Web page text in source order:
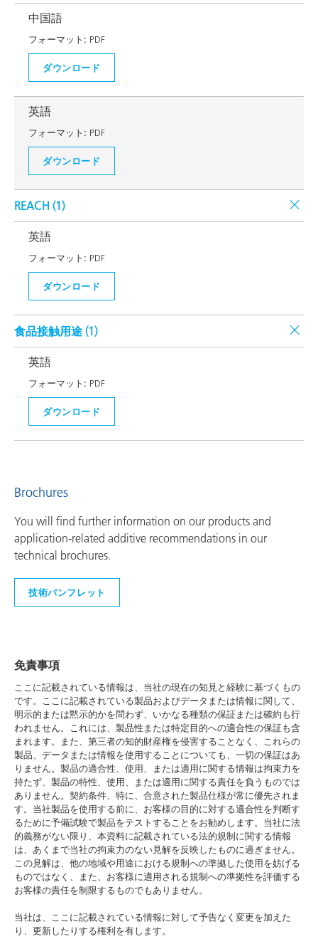
中国語
フォーマット: PDF
ダウンロード
英語
フォーマット: PDF
ダウンロード
REACH (1)
英語
フォーマット: PDF
ダウンロード
食品接触用途 (1)
英語
フォーマット: PDF
ダウンロード
Brochures
You will find further information on our products and
application-related additive recommendations in our
technical brochures.
技術パンフレット
免責事項
ここに記載されている情報は、当社の現在の知見と経験に基づくもの
です。ここに記載されている製品およびデータまたは情報に関して、
明示的または黙示的かを問わず、いかなる種類の保証または確約も行
われません。これには、製品性または特定目的への適合性の保証も含
まれます。また、第三者の知的財産権を侵害することなく、これらの
製品、データまたは情報を使用することについても、一切の保証はあ
りません。製品の適合性、使用、または適用に関する情報は拘束力を
持たず、製品の特性、使用、または適用に関する責任を負うものでは
ありません。契約条件、特に、合意された製品仕様が常に優先されま
す。当社製品を使用する前に、お客様の目的に対する適合性を判断す
るために予備試験で製品をテストすることをお勧めします。当社に法
的義務がない限り、本資料に記載されている法的規制に関する情報
は、あくまで当社の拘束力のない見解を反映したものに過ぎません。
この見解は、他の地域や用途における規制への準拠した使用を妨げる
ものではなく、また、お客様に適用される規制への準拠性を評価する
お客様の責任を制限するものでもありません。
当社は、ここに記載されている情報に対して予告なく変更を加えた
り、更新したりする権利を有します。